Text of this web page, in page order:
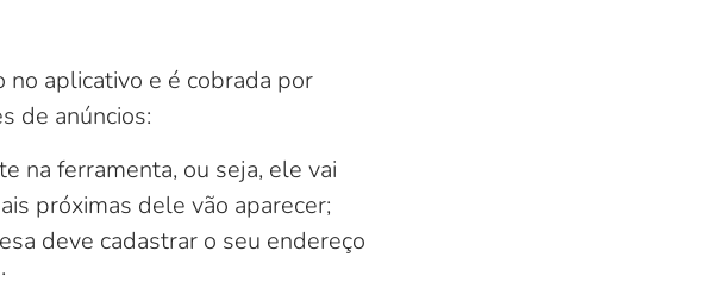
aplicativo e é cobrada por
de anúncios:
na ferramenta, ou seja, ele vai
próximas dele vão aparecer;
deve cadastrar o seu endereço